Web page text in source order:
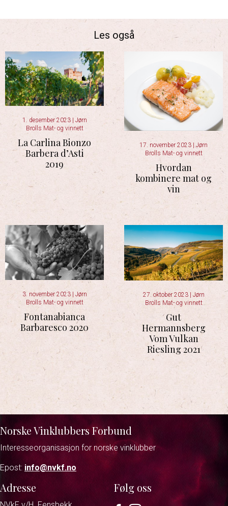
Les også
1. desember 2023 | Jørn
Brolls Mat- og vinnett
La Carlina Bionzo
Barbera d’Asti
2019
17. november 2023 |Jørn
Brolls Mat- og vinnett
Hvordan
kombinere mat og
vin
3. november 2023 | Jørn
Brolls Mat- og vinnett
Fontanabianca
Barbaresco 2020
27. oktober 2023
Jørn
Brolls Mat- og vinnett
Gut
Hermannsberg
Vom Vulkan
Riesling 2021
Norske Vinklubbers Forbund
Interesseorganisasjon for norske vinklubber
Epost: info@nvkf.no
Adresse Følg oss